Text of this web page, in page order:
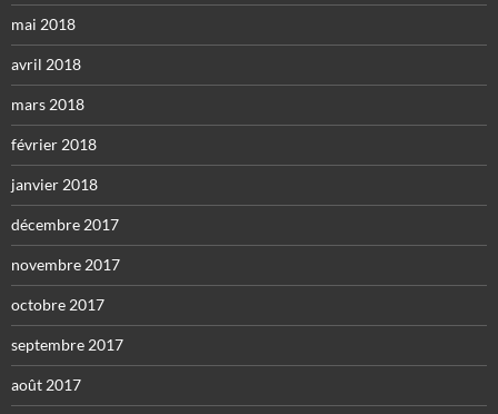
mai 2018
avril 2018
mars 2018
février 2018
janvier 2018
décembre 2017
novembre 2017
octobre 2017
septembre 2017
août 2017